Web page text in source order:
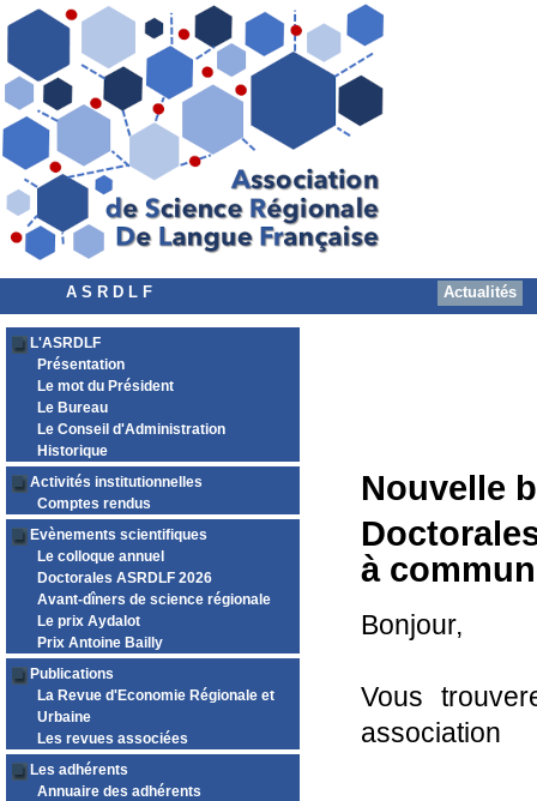
A S R D L F Actualités
L'ASRDLF
Présentation
Le mot du Président
Le Bureau
Le Conseil d'Administration
Historique
Activités institutionnelles
Comptes rendus
Evènements scientifiques
Le colloque annuel
Doctorales ASRDLF 2026
Avant-dîners de science régionale
Le prix Aydalot
Prix Antoine Bailly
Publications
La Revue d'Economie Régionale et
Urbaine
Les revues associées
Les adhérents
Annuaire des adhérents
Nouvelle
à
Bonjour,
Vous
association